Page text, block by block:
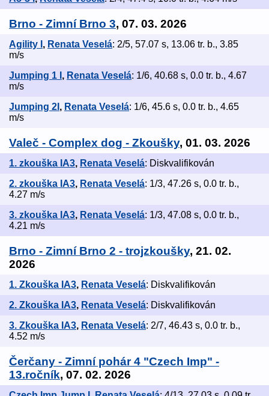
Brno - Zimní Brno 3, 07. 03. 2026
Agility I , Renata Veselá: 2/5, 57.07 s, 13.06 tr. b., 3.85
m/s
Jumping 1 I , Renata Veselá: 1/6, 40.68 s, 0.0 tr. b., 4.67
m/s
Jumping 2I , Renata Veselá: 1/6, 45.6 s, 0.0 tr. b., 4.65
m/s
Valeč - Complex dog - Zkoušky, 01. 03. 2026
1. zkouška IA3, Renata Veselá: Diskvalifikován
2. zkouška IA3, Renata Veselá: 1/3, 47.26 s, 0.0 tr. b.,
4.27 m/s
3. zkouška IA3, Renata Veselá: 1/3, 47.08 s, 0.0 tr. b.,
4.21 m/s
Brno - Zimní Brno 2 - trojzkoušky, 21. 02.
2026
1. Zkouška IA3, Renata Veselá: Diskvalifikován
2. Zkouška IA3, Renata Veselá: Diskvalifikován
3. Zkouška IA3, Renata Veselá: 2/7, 46.43 s, 0.0 tr. b.,
4.52 m/s
Čerčany - Zimní pohár 4 "Czech Imp" -
13.ročník, 07. 02. 2026